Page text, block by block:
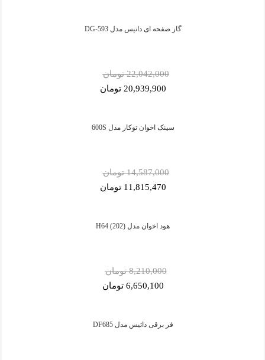
گاز صفحه ای داتیس مدل DG-593
22,042,000 تومان
20,939,900 تومان
سینک اخوان توکار مدل 600S
14,587,000 تومان
11,815,470 تومان
هود اخوان مدل H64 (202)
8,210,000 تومان
6,650,100 تومان
فر برقی داتیس مدل DF685